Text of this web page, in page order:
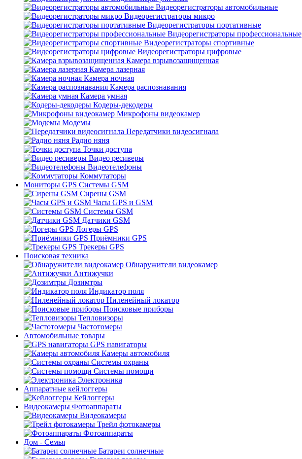
Видеорегистраторы автомобильные
Видеорегистраторы микро
Видеорегистраторы портативные
Видеорегистраторы профессиональные
Видеорегистраторы спортивные
Видеорегистраторы цифровые
Камера взрывозащищенная
Камера лазерная
Камера ночная
Камера распознавания
Камера умная
Кодеры-декодеры
Микрофоны видеокамер
Модемы
Передатчики видеосигнала
Радио няня
Точки доступа
Видео ресиверы
Видеотелефоны
Коммутаторы
Мониторы GPS Системы GSM
Сирены GSM
Часы GPS и GSM
Системы GSM
Датчики GSM
Логеры GPS
Приёмники GPS
Трекеры GPS
Поисковая техника
Обнаружители видеокамер
Антижучки
Дозимтры
Индикатор поля
Ниленейный локатор
Поисковые приборы
Тепловизоры
Частотомеры
Автомобильные товары
GPS навигаторы
Камеры автомобиля
Системы охраны
Системы помощи
Электроника
Аппаратные кейлоггеры
Кейлоггеры
Видеокамеры Фотоаппараты
Видеокамеры
Трейл фотокамеры
Фотоаппараты
Дом - Семья
Батареи солнечные